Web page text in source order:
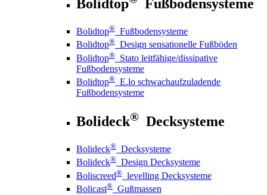
Bolidtop Fußbodensysteme
Bolidtop® Fußbodensysteme
Bolidtop® Design sensationelle Fußböden
Bolidtop® Stato leitfähige/dissipative
Fußbodensysteme
Bolidtop® E.lo schwachaufzuladende
Fußbodensysteme
Bolideck® Decksysteme
Bolideck® Decksysteme
Bolideck® Design Decksysteme
Boliscreed® levelling Decksysteme
Bolicast® Gußmassen